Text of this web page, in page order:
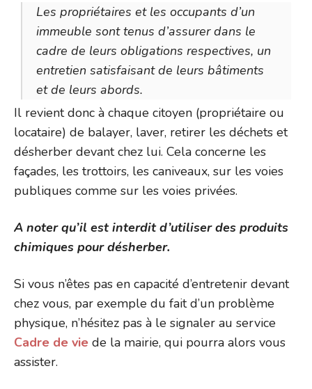
Les propriétaires et les occupants d’un
immeuble sont tenus d’assurer dans le
cadre de leurs obligations respectives, un
entretien satisfaisant de leurs bâtiments
et de leurs abords.
Il revient donc à chaque citoyen (propriétaire ou
locataire) de balayer, laver, retirer les déchets et
désherber devant chez lui. Cela concerne les
façades, les trottoirs, les caniveaux, sur les voies
publiques comme sur les voies privées.
A noter qu’il est interdit d’utiliser des produits
chimiques pour désherber.
Si vous n’êtes pas en capacité d’entretenir devant
chez vous, par exemple du fait d’un problème
physique, n’hésitez pas à le signaler au service
Cadre de vie de la mairie, qui pourra alors vous
assister.